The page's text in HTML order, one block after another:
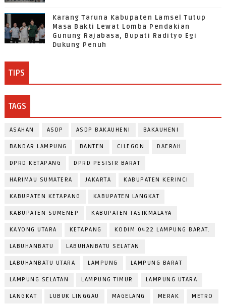
Karang Taruna Kabupaten Lamsel Tutup
Masa Bakti Lewat Lomba Pendakian
Gunung Rajabasa, Bupati Radityo Egi
Dukung Penuh
TIPS
TAGS
ASAHAN ASDP ASDP BAKAUHENI BAKAUHENI
BANDAR LAMPUNG BANTEN CILEGON DAERAH
DPRD KETAPANG DPRD PESISIR BARAT
HARIMAU SUMATERA JAKARTA KABUPATEN KERINCI
KABUPATEN KETAPANG KABUPATEN LANGKAT
KABUPATEN SUMENEP KABUPATEN TASIKMALAYA
KAYONG UTARA KETAPANG KODIM 0422 LAMPUNG BARAT.
LABUHANBATU LABUHANBATU SELATAN
LABUHANBATU UTARA LAMPUNG LAMPUNG BARAT
LAMPUNG SELATAN LAMPUNG TIMUR LAMPUNG UTARA
LANGKAT LUBUK LINGGAU MAGELANG MERAK METRO